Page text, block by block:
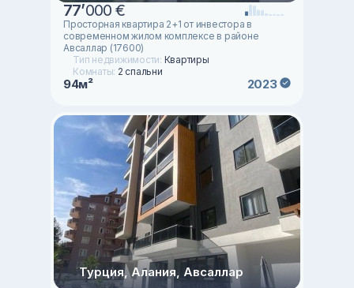
77’000 €
Просторная квартира 2+1 от инвестора в
современном жилом комплексе в районе
Авсаллар (17600)
Тип недвижимости: Квартиры
Комнаты: 2 спальни
94м² 2023
Турция, Алания, Авсаллар